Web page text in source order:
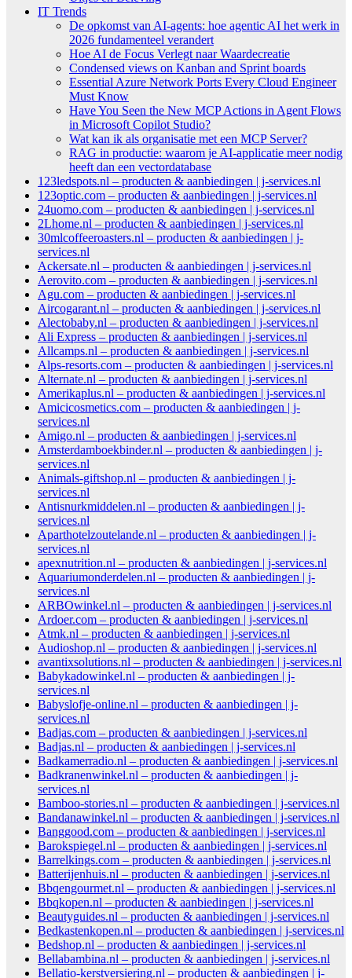
IT Trends
De opkomst van AI-agents: hoe agentic AI het werk in
2026 fundamenteel verandert
Hoe AI de Focus Verlegt naar Waardecreatie
Condensed views on Kanban and Sprint boards
Essential Azure Network Ports Every Cloud Engineer
Must Know
Have You Seen the New MCP Actions in Agent Flows
in Microsoft Copilot Studio?
Wat kan ik als organisatie met een MCP Server?
RAG in productie: waarom je AI-applicatie meer nodig
heeft dan een vectordatabase
123ledspots.nl – producten & aanbiedingen | j-services.nl
123optic.com – producten & aanbiedingen | j-services.nl
24uomo.com – producten & aanbiedingen | j-services.nl
2Lhome.nl – producten & aanbiedingen | j-services.nl
30mlcoffeeroasters.nl – producten & aanbiedingen | j-
services.nl
Ackersate.nl – producten & aanbiedingen | j-services.nl
Aerovito.com – producten & aanbiedingen | j-services.nl
Agu.com – producten & aanbiedingen | j-services.nl
Aircogarant.nl – producten & aanbiedingen | j-services.nl
Alectobaby.nl – producten & aanbiedingen | j-services.nl
Ali Express – producten & aanbiedingen | j-services.nl
Allcamps.nl – producten & aanbiedingen | j-services.nl
Alps-resorts.com – producten & aanbiedingen | j-services.nl
Alternate.nl – producten & aanbiedingen | j-services.nl
Amerikaplus.nl – producten & aanbiedingen | j-services.nl
Amicicosmetics.com – producten & aanbiedingen | j-
services.nl
Amigo.nl – producten & aanbiedingen | j-services.nl
Amsterdamboekbinder.nl – producten & aanbiedingen | j-
services.nl
Animals-giftshop.nl – producten & aanbiedingen | j-
services.nl
Antisnurkmiddelen.nl – producten & aanbiedingen | j-
services.nl
Aparthotelzoutelande.nl – producten & aanbiedingen | j-
services.nl
apexnutrition.nl – producten & aanbiedingen | j-services.nl
Aquariumonderdelen.nl – producten & aanbiedingen | j-
services.nl
ARBOwinkel.nl – producten & aanbiedingen | j-services.nl
Ardoer.com – producten & aanbiedingen | j-services.nl
Atmk.nl – producten & aanbiedingen | j-services.nl
Audioshop.nl – producten & aanbiedingen | j-services.nl
avantixsolutions.nl – producten & aanbiedingen | j-services.nl
Babykadowinkel.nl – producten & aanbiedingen | j-
services.nl
Babyslofje-online.nl – producten & aanbiedingen | j-
services.nl
Badjas.com – producten & aanbiedingen | j-services.nl
Badjas.nl – producten & aanbiedingen | j-services.nl
Badkamerradio.nl – producten & aanbiedingen | j-services.nl
Badkranenwinkel.nl – producten & aanbiedingen | j-
services.nl
Bamboo-stories.nl – producten & aanbiedingen | j-services.nl
Bandanawinkel.nl – producten & aanbiedingen | j-services.nl
Banggood.com – producten & aanbiedingen | j-services.nl
Barokspiegel.nl – producten & aanbiedingen | j-services.nl
Barrelkings.com – producten & aanbiedingen | j-services.nl
Batterijenhuis.nl – producten & aanbiedingen | j-services.nl
Bbqengourmet.nl – producten & aanbiedingen | j-services.nl
Bbqkopen.nl – producten & aanbiedingen | j-services.nl
Beautyguides.nl – producten & aanbiedingen | j-services.nl
Bedkastenkopen.nl – producten & aanbiedingen | j-services.nl
Bedshop.nl – producten & aanbiedingen | j-services.nl
Bellabambina.nl – producten & aanbiedingen | j-services.nl
Bellatio-kerstversiering.nl – producten & aanbiedingen | j-